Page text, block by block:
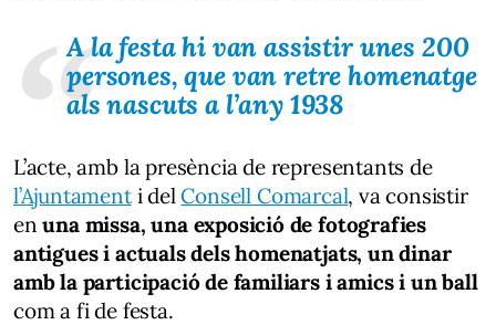
A la festa hi van assistir unes 200
persones, que van retre homenatge
als nascuts a l’any 1938
L’acte, amb la presència de representants de
l’Ajuntamenti delConsell Comarcal, va consistir
en una missa, una exposició de fotografies
antigues i actuals dels homenatjats, un dinar
amb la participació de familiars i amics i un ball
com a fi de festa.